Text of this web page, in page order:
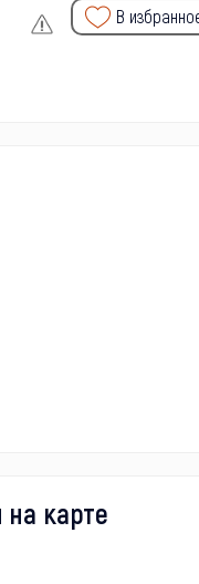
В
карте